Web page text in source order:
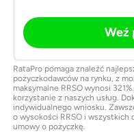
Weź
RataPro pomaga znaleźć
pożyczkodawców na rynku, z
maksymalne RRSO wynosi
korzystanie z naszych usług.
indywidualnego wniosku.
o wysokości RRSO i
umowy o pożyczkę.